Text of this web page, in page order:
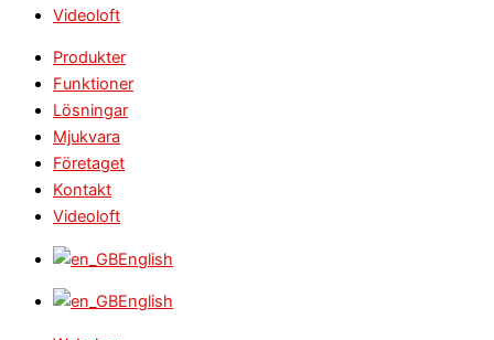
Videoloft
Produkter
Funktioner
Lösningar
Mjukvara
Företaget
Kontakt
Videoloft
English
English